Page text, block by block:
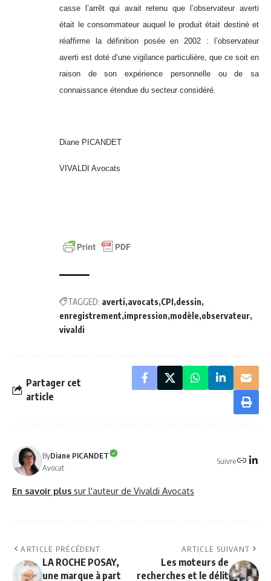
casse l’arrêt qui avait retenu que l’observateur averti
était le consommateur auquel le produit était destiné et
réaffirme la définition posée en 2002 : l’observateur
averti est doté d’une vigilance particulière, que ce soit en
raison de son expérience personnelle ou de sa
connaissance étendue du secteur considéré.
Diane PICANDET
VIVALDI Avocats
TAGGED: averti avocats CPI dessin
enregistrement impression modèle observateur
vivaldi
Partager cet
article
ByDiane PICANDET
Avocat
Suivre
En savoir plus sur l'auteur de Vivaldi Avocats
ARTICLE PRÉCÉDENT
LA ROCHE POSAY,
une marque à part
ARTICLE SUIVANT
Les moteurs de
recherches et le délit